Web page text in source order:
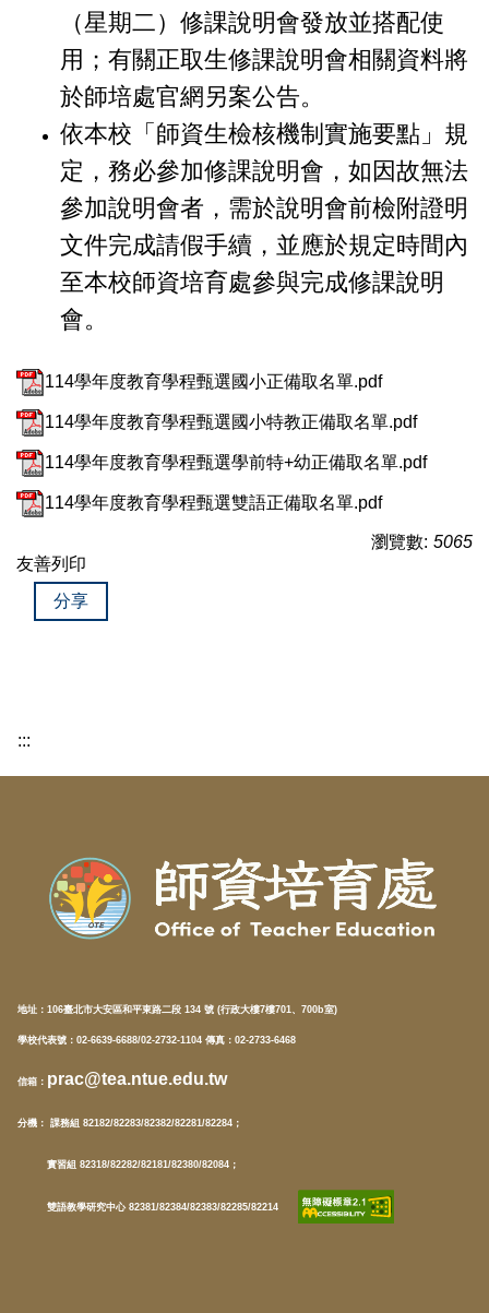
（星期二）修課說明會發放並搭配使
用；有關正取生修課說明會相關資料將
於師培處官網另案公告。
依本校「師資生檢核機制實施要點」規
定，務必參加修課說明會，如因故無法
參加說明會者，需於說明會前檢附證明
文件完成請假手續，並應於規定時間內
至本校師資培育處參與完成修課說明
會。
114學年度教育學程甄選國小正備取名單.pdf
114學年度教育學程甄選國小特教正備取名單.pdf
114學年度教育學程甄選學前特+幼正備取名單.pdf
114學年度教育學程甄選雙語正備取名單.pdf
瀏覽數: 5065
友善列印
分享
:::
地址： 106臺北市大安區和平東路二段 134 號 (行政大樓7樓701、700b室)
學校代表號：02-6639-6688/02-2732-1104 傳真：02-2733-6468
信箱 ： prac@tea.ntue.edu.tw
分機 ： 課務組 82182/82283/82382/82281/82284；
實習組 82318/82282/82181/82380/82084；
雙語教學研究中心 82381/82384/82383/82285/82214